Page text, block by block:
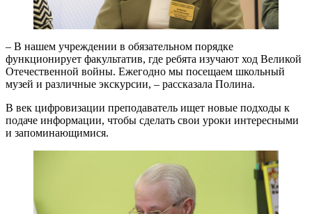
– В нашем учреждении в обязательном порядке
функционирует факультатив, где ребята изучают ход Великой
Отечественной войны. Ежегодно мы посещаем школьный
музей и различные экскурсии, – рассказала Полина.
В век цифровизации преподаватель ищет новые подходы к
подаче информации, чтобы сделать свои уроки интересными
и запоминающимися.